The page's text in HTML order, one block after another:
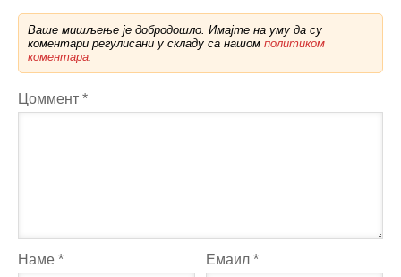
Ваше мишљење је добродошло. Имајте на уму да су
коментари регулисани у складу са нашом политиком
коментара
Цоммент *
Наме * Емаил*